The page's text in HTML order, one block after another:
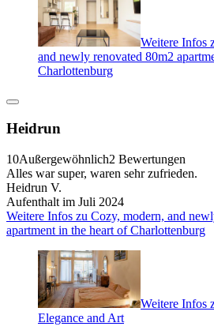
Weitere Infos
and newly renovated 80m2
Charlottenburg
Heidrun
10Außergewöhnlich2 Bewertungen
Alles war super, waren sehr zufrieden.
Heidrun V.
Aufenthalt im Juli 2024
Weitere Infos zu Cozy, modern, and
apartment in the heart of Charlottenburg
Weitere Infos
Elegance and Art